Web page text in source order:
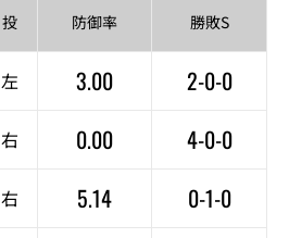
投 防御率 勝敗S
左 3.00 2-0-0
右 0.00 4-0-0
右 5.14 0-1-0